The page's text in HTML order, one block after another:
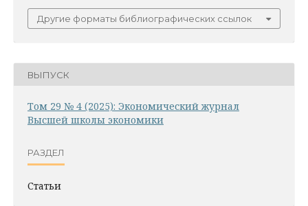
Другие форматы библиографических ссылок
ВЫПУСК
Том 29 № 4 (2025): Экономический журнал
Высшей школы экономики
РАЗДЕЛ
Статьи